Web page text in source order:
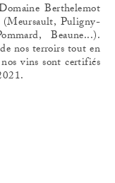
Berthelemot
(Meursault, Puligny-
Beaune...).
nos terroirs tout en
vins sont certifiés